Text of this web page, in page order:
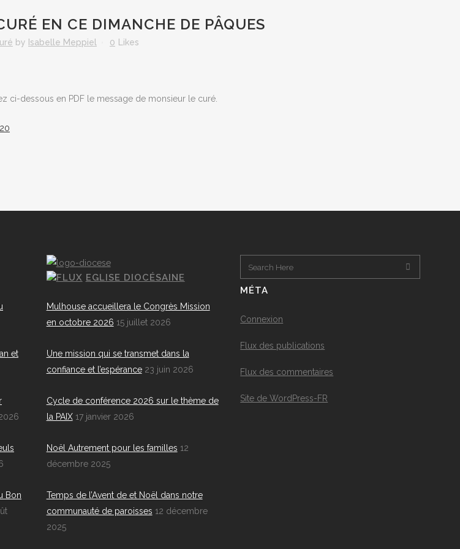
EN CE DIMANCHE DE PÂQUES
by Isabelle Meppiel 0 Likes
ci-dessous en PDF le message de monsieur le curé.
et
Bon
EGLISE DIOCÉSAINE
Mulhouse accueillera le Congrès Mission
en octobre 2026 15 juillet 2026
Une mission qui se transmet dans la
confiance et l’espérance 23 juin 2026
Cycle de conférence 2026 sur le thème de
la PAIX 17 janvier 2026
Noël Autrement pour les familles 12
décembre 2025
Temps de l’Avent de et Noël dans notre
communauté de paroisses 12 décembre
2025
MÉTA
Connexion
Flux des publications
Flux des commentaires
Site de WordPress-FR